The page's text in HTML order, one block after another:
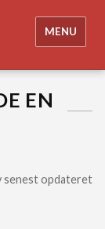
MENU
EN
senest opdateret